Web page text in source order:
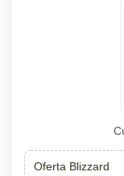
Oferta Blizzard